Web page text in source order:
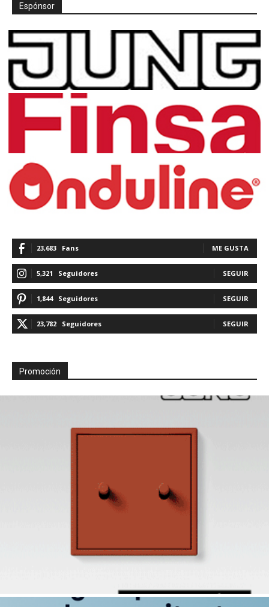
Espónsor
23,683 Fans ME GUSTA
5,321 Seguidores SEGUIR
1,844 Seguidores SEGUIR
23,782 Seguidores SEGUIR
Promoción